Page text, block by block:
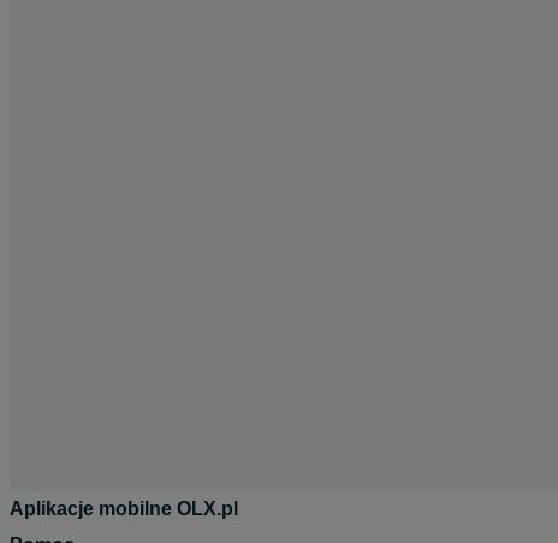
Aplikacje mobilne OLX.pl